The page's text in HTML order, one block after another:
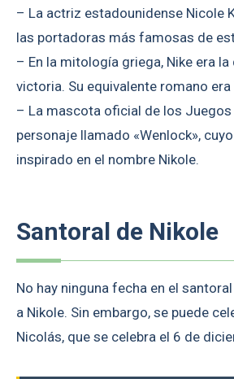
– La actriz estadounidense Nicole
las portadoras más famosas de
– En la mitología griega, Nike era
victoria. Su equivalente romano
– La mascota oficial de los
personaje llamado «Wenlock»,
inspirado en el nombre Nikole.
Santoral de Nikole
No hay ninguna fecha en el
a Nikole. Sin embargo, se puede
Nicolás, que se celebra el 6 de